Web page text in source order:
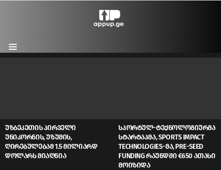
Menu
ᲣᲖᲑᲔᲙᲔᲗᲘᲡ ᲞᲘᲠᲕᲔᲚᲘ
ᲣᲜᲘᲙᲝᲠᲜᲘᲡ, ᲣᲖᲣᲛᲘᲡ,
ᲦᲘᲠᲔᲑᲣᲚᲔᲑᲐᲛ 1.5 ᲛᲘᲚᲘᲐᲠᲓ
ᲓᲝᲚᲐᲠᲡ ᲛᲘᲐᲦᲬᲘᲐ
ᲡᲞᲝᲠᲢᲣᲚ-ᲢᲔᲥᲜᲝᲚᲝᲒᲘᲣᲠᲛᲐ
ᲡᲢᲐᲠᲢᲐᲞᲛᲐ, SPORTS IMPACT
TECHNOLOGIES-ᲛᲐ, PRE-SEED
FUNDING ᲠᲐᲣᲜᲓᲨᲘ €650 ᲐᲗᲐᲡᲘ
ᲛᲝᲘᲖᲘᲓᲐ